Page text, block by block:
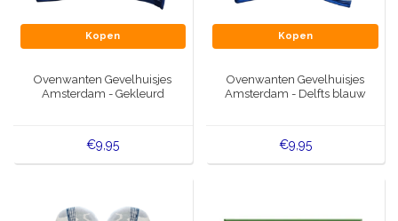
Kopen
Ovenwanten Gevelhuisjes
Amsterdam - Gekleurd
€9,95
Kopen
Ovenwanten Gevelhuisjes
Amsterdam - Delfts blauw
€9,95